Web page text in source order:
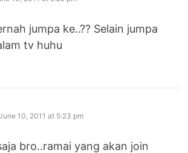
jumpa ke..?? Selain jumpa
tv huhu
says:10, 2011 at 5:23 pm
bro..ramai yang akan join